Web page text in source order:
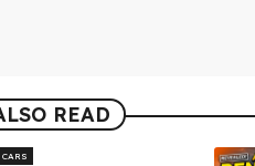
READ
CARS